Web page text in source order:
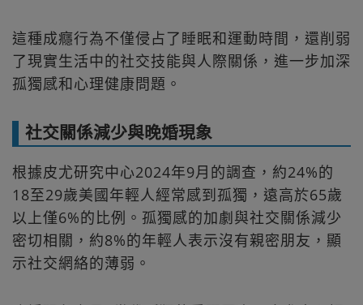
這種成癮行為不僅侵占了睡眠和運動時間，還削弱
了現實生活中的社交技能與人際關係，進一步加深
孤獨感和心理健康問題。
社交關係減少與晚婚現象
根據皮尤研究中心2024年9月的調查，約24%的
18至29歲美國年輕人經常感到孤獨，遠高於65歲
以上僅6%的比例。孤獨感的加劇與社交關係減少
密切相關，約8%的年輕人表示沒有親密朋友，顯
示社交網絡的薄弱。